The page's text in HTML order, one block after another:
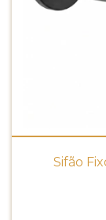
Sifão